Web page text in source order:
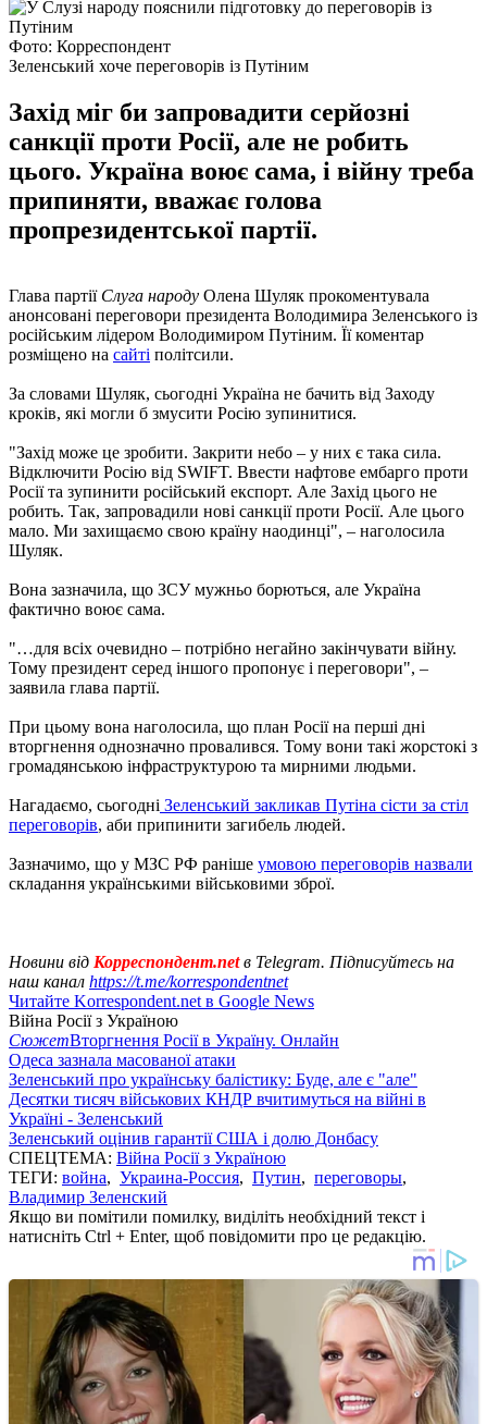
Фото: Корреспондент
Зеленський хоче переговорів із Путіним
Захід міг би запровадити серйозні
санкції проти Росії, але не робить
цього. Україна воює сама, і війну треба
припиняти, вважає голова
пропрезидентської партії.
Глава партії Слуга народу Олена Шуляк прокоментувала
анонсовані переговори президента Володимира Зеленського із
російським лідером Володимиром Путіним. Її коментар
розміщено на сайті політсили.
За словами Шуляк, сьогодні Україна не бачить від Заходу
кроків, які могли б змусити Росію зупинитися.
"Захід може це зробити. Закрити небо – у них є така сила.
Відключити Росію від SWIFT. Ввести нафтове ембарго проти
Росії та зупинити російський експорт. Але Захід цього не
робить. Так, запровадили нові санкції проти Росії. Але цього
мало. Ми захищаємо свою країну наодинці", – наголосила
Шуляк.
Вона зазначила, що ЗСУ мужньо борються, але Україна
фактично воює сама.
"…для всіх очевидно – потрібно негайно закінчувати війну.
Тому президент серед іншого пропонує і переговори", –
заявила глава партії.
При цьому вона наголосила, що план Росії на перші дні
вторгнення однозначно провалився. Тому вони такі жорстокі з
громадянською інфраструктурою та мирними людьми.
Нагадаємо, сьогодні Зеленський закликав Путіна сісти за стіл
переговорів, аби припинити загибель людей.
Зазначимо, що у МЗС РФ раніше умовою переговорів назвали
складання українськими військовими зброї.
Новини від Корреспондент.netв Telegram. Підписуйтесь на
наш канал https://t.me/korrespondentnet
Читайте Korrespondent.net в Google News
Війна Росії з Україною
СюжетВторгнення Росії в Україну. Онлайн
Одеса зазнала масованої атаки
Зеленський про українську балістику: Буде, але є "але"
Десятки тисяч військових КНДР вчитимуться на війні в
Україні - Зеленський
Зеленський оцінив гарантії США і долю Донбасу
СПЕЦТЕМА: Війна Росії з Україною
ТЕГИ: война, Украина-Россия, Путин, переговоры,
Владимир Зеленский
Якщо ви помітили помилку, виділіть необхідний текст і
натисніть Ctrl + Enter, щоб повідомити про це редакцію.